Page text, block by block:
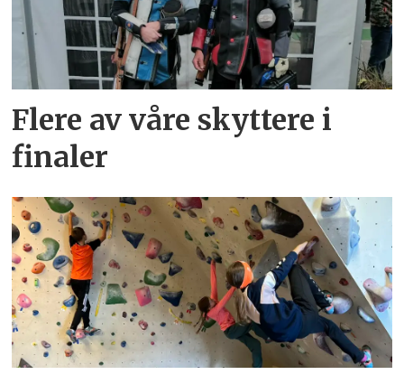
Flere av våre skyttere i
finaler